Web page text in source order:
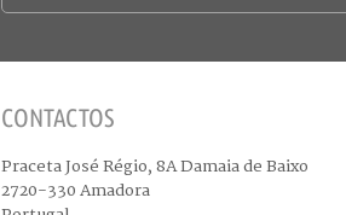
CONTACTOS
Praceta José Régio, 8A Damaia de Baixo
2720-330 Amadora